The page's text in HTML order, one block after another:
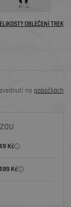
OBLEČENÍ TREK
na pobočkách
Kč
Kč